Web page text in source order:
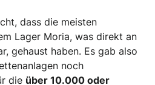
dass die meisten
Lager Moria, was direkt an
gehaust haben. Es gab also
noch
die über 10.000 oder